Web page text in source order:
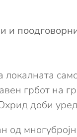
и
грбот на
доби
од